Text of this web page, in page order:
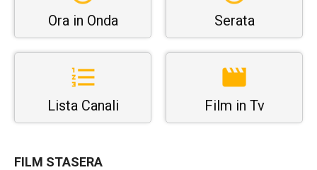
Ora in Onda Serata
Lista Canali Film in Tv
FILM STASERA